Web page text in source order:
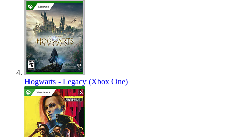
Hogwarts - Legacy (Xbox One)